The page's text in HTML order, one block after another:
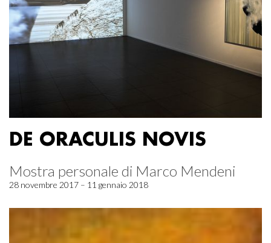
DE ORACULIS NOVIS
Mostra personale di Marco Mendeni
28 novembre 2017 – 11 gennaio 2018